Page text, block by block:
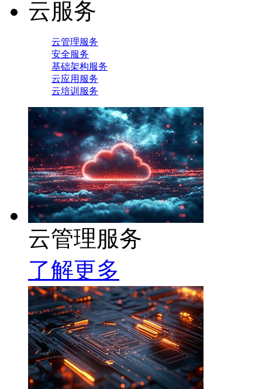
云服务
云管理服务
安全服务
基础架构服务
云应用服务
云培训服务
云管理服务
了解更多